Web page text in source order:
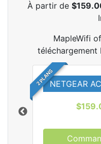
À partir de
MapleWifi
téléchargement
2 PLANSNETGEAR